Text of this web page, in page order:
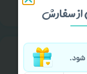
گیری
سفارش
شود.